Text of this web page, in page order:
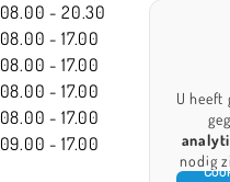
08.00 - 20.30
08.00 - 17.00
08.00 - 17.00
08.00 - 17.00
08.00 - 17.00
09.00 - 17.00
U heeft
nodig